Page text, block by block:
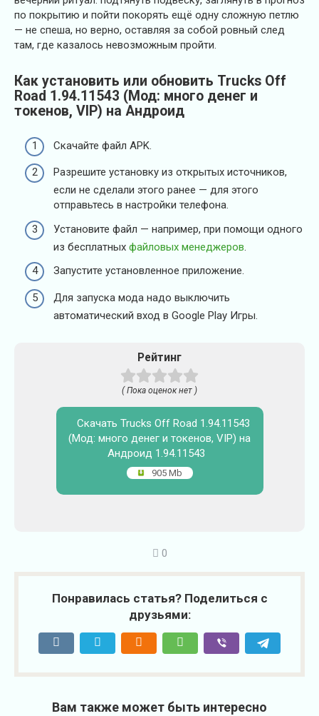
по покрытию и пойти покорять ещё одну сложную петлю
— не спеша, но верно, оставляя за собой ровный след
там, где казалось невозможным пройти.
Как установить или обновить Trucks Off
Road 1.94.11543 (Мод: много денег и
токенов, VIP) на Андроид
Скачайте файл APK.
Разрешите установку из открытых источников,
если не сделали этого ранее — для этого
отправьтесь в настройки телефона.
Установите файл — например, при помощи одного
из бесплатных файловых менеджеров
Запустите установленное приложение.
Для запуска мода надо выключить
автоматический вход в Google Play Игры.
Рейтинг
( Пока оценок нет )
Скачать Trucks Off Road 1.94.11543
(Мод: много денег и токенов, VIP) на
Андроид 1.94.11543
905 Mb
0
Понравилась статья? Поделиться с
друзьями:
Вам также может быть интересно